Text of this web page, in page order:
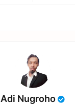
Adi Nugroho